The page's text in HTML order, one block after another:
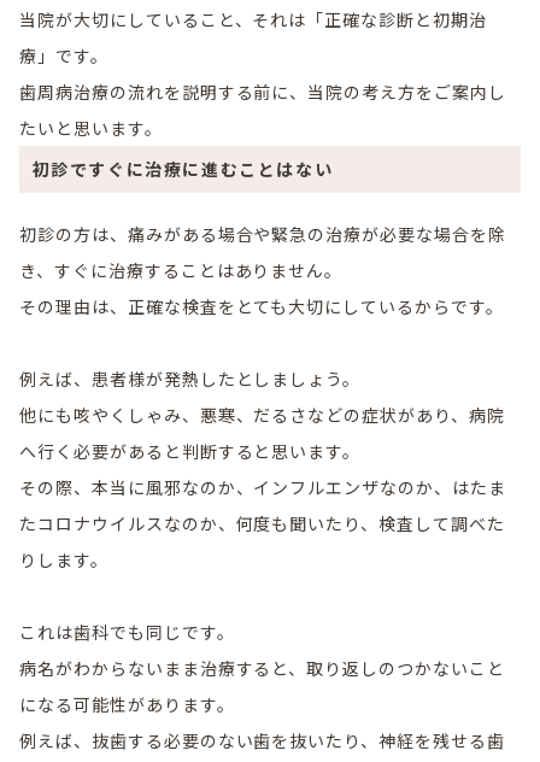
当院が大切にしていること、それは「正確な診断と初期治
療」です。
歯周病治療の流れを説明する前に、当院の考え方をご案内し
たいと思います。
初診ですぐに治療に進むことはない
初診の方は、痛みがある場合や緊急の治療が必要な場合を除
き、すぐに治療することはありません。
その理由は、正確な検査をとても大切にしているからです。
例えば、患者様が発熱したとしましょう。
他にも咳やくしゃみ、悪寒、だるさなどの症状があり、病院
へ行く必要があると判断すると思います。
その際、本当に風邪なのか、インフルエンザなのか、はたま
たコロナウイルスなのか、何度も聞いたり、検査して調べた
りします。
これは歯科でも同じです。
病名がわからないまま治療すると、取り返しのつかないこと
になる可能性があります。
例えば、抜歯する必要のない歯を抜いたり、神経を残せる歯